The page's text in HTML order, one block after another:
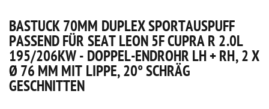
BASTUCK 70MM DUPLEX SPORTAUSPUFF
PASSEND FÜR SEAT LEON 5F CUPRA R 2.0L
195/206KW - DOPPEL-ENDROHR LH + RH, 2 X
Ø 76 MM MIT LIPPE, 20° SCHRÄG
GESCHNITTEN